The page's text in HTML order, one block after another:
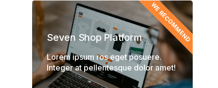
Seven Shop Platform
Lorem ipsum ros eget posuere.
Integer at pellentesque dolor amet!
WE RECOMMEND